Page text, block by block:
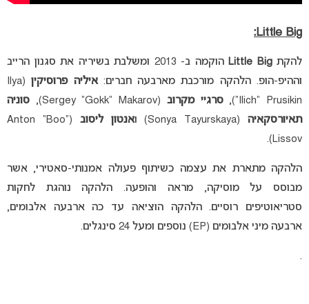
Little Big:
להקתLittle Big
הוקמה ב- 2013 ומשלבת בשיריה את סגנון הרייב
וההיפ-הופ. הלהקה מורכבת מארבעה חברים:איליה פרוסיקין
(Ilya
“Ilich” Prusikin),
סרגיי מקרוב (Sergey “Gokk” Makarov),
סוניה
תאיורסקאיה(Sonya Tayurskaya) ו אנטון ליסוב
(Anton “Boo”
Lissov).
הלהקה מתארת את עצמה כשיתוף פעולה אמנותי-סאטירי, אשר
מבוסס על מוסיקה, מראה והופעה. הלהקה נוהגת לחקות
סטריאוטיפים רוסיים. הלהקה הוציאה עד כה ארבעה אלבומים,
ארבעה מיני אלבומים (EP) נוספים ומעל 24 סינגלים.
.